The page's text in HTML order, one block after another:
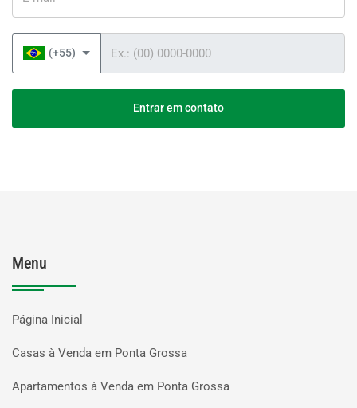
(+55)
Entrar em contato
Menu
Página Inicial
Casas à Venda em Ponta Grossa
Apartamentos à Venda em Ponta Grossa